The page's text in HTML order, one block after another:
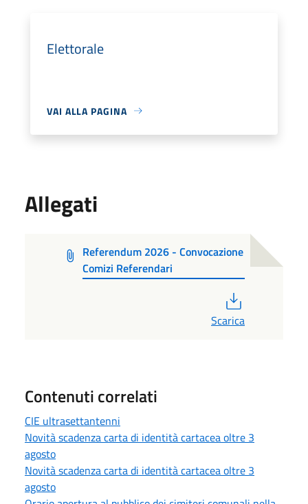
Elettorale
VAI ALLA PAGINA
Allegati
Referendum 2026 - Convocazione
Comizi Referendari
Scarica
Contenuti correlati
CIE ultrasettantenni
Novità scadenza carta di identità cartacea oltre 3
agosto
Novità scadenza carta di identità cartacea oltre 3
agosto